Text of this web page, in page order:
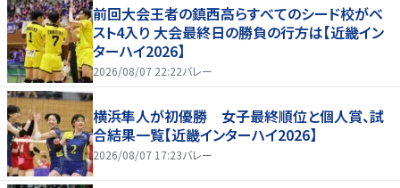
前回大会王者の鎮西高らすべてのシード校がベ
スト4入り 大会最終日の勝負の行方は【近畿イン
ターハイ2026】
2026/08/07 22:22バレー
横浜隼人が初優勝 女子最終順位と個人賞、試
合結果一覧【近畿インターハイ2026】
2026/08/07 17:23バレー